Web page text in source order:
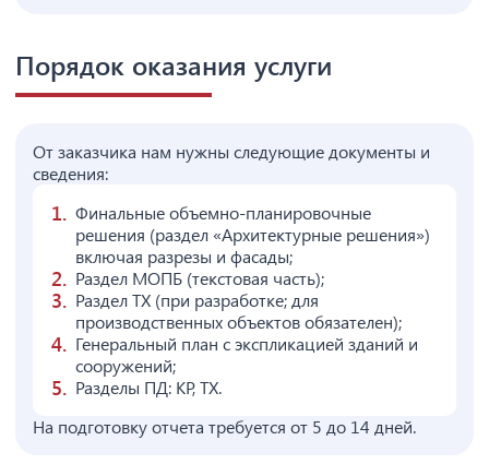
Порядок оказания услуги
От заказчика нам нужны следующие документы и
сведения:
Финальные объемно-планировочные
решения (раздел «Архитектурные решения»)
включая разрезы и фасады;
Раздел МОПБ (текстовая часть);
Раздел ТХ (при разработке; для
производственных объектов обязателен);
Генеральный план с экспликацией зданий и
сооружений;
Разделы ПД: КР, ТХ.
На подготовку отчета требуется от 5 до 14 дней.